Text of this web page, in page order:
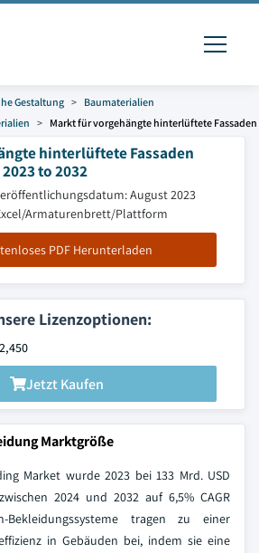
Gestaltung
Baumaterialien
Markt für vorgehängte hinterlüftete Fassaden
hinterlüftete Fassaden
to 2032
August 2023
Armaturenbrett/Plattform
PDF Herunterladen
Lizenzoptionen:
Jetzt Kaufen
Marktgröße
Market wurde 2023 bei 133 Mrd. USD
2024 und 2032 auf 6,5% CAGR
Bekleidungssysteme tragen zu einer
in Gebäuden bei, indem sie eine